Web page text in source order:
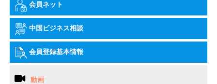
会員ネット
中国ビジネス相談
会員登録基本情報
動画